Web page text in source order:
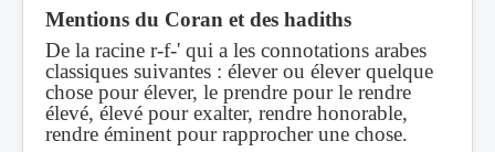
Mentions du Coran et des hadiths
De la racine r-f-' qui a les connotations arabes
classiques suivantes : élever ou élever quelque
chose pour élever, le prendre pour le rendre
élevé, élevé pour exalter, rendre honorable,
rendre éminent pour rapprocher une chose.